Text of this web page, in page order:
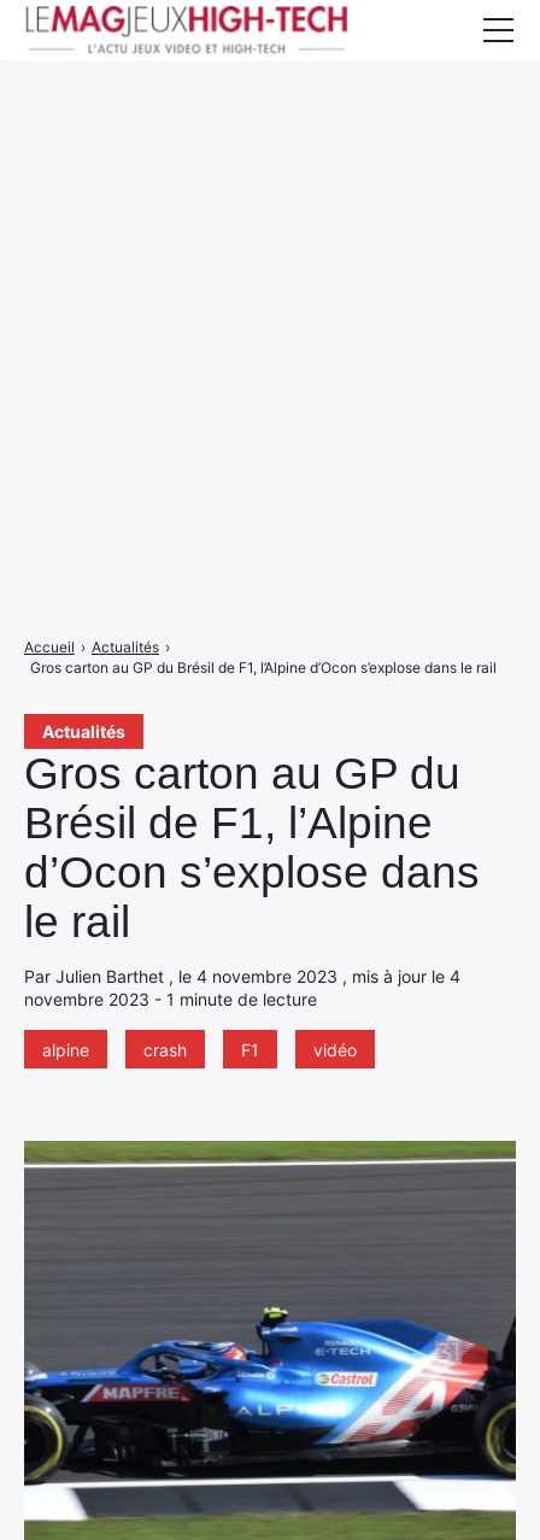
Actualités
Gros carton au GP du
Brésil de F1, l’Alpine
d’Ocon s’explose dans
le rail
Par Julien Barthet , le 4 novembre 2023 , mis à jour le 4
novembre 2023 - 1 minute de lecture
alpine crash F1 vidéo
Accueil › Actualités ›
Gros carton au GP du Brésil de F1, l’Alpine d’Ocon s’explose dans le rail